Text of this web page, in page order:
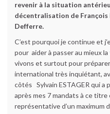
revenir à la situation
décentralisation de
Defferre.
C’est pourquoi je continue et
pour aider à passer au mieux
vivons et surtout pour
international très inquiétant,
côtés Sylvain ESTAGER qui a
après mes 7 mandats à ce
représentative d’un maximum